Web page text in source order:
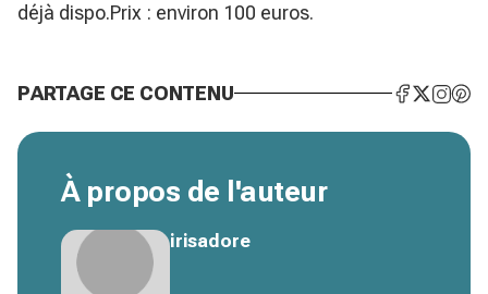
déjà dispo.Prix : environ 100 euros.
PARTAGE CE CONTENU
À propos de l'auteur
irisadore